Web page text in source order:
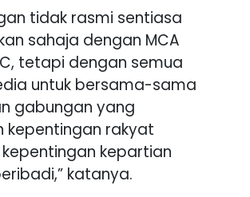
tidak rasmi sentiasa
sahaja dengan MCA
tetapi dengan semua
untuk bersama-sama
gabungan yang
kepentingan rakyat
kepartian
katanya.